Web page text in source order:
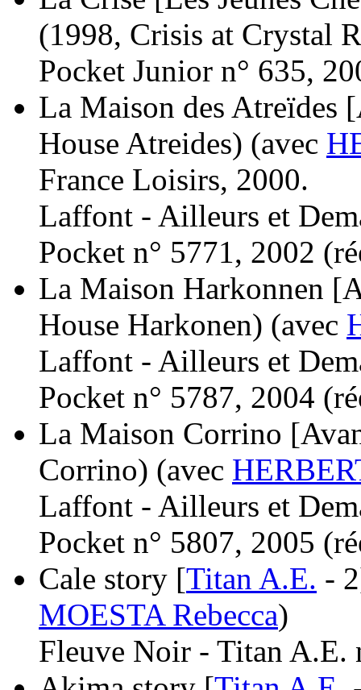
(1998, Crisis at Crystal
Pocket Junior n° 635,
La Maison des Atreïdes
House Atreides) (avec
France Loisirs, 2000.
Laffont - Ailleurs et
Pocket n° 5771, 2002 (
La Maison Harkonnen
House Harkonen) (avec
Laffont - Ailleurs et
Pocket n° 5787, 2004 (
La Maison Corrino
Corrino) (avec
Laffont - Ailleurs et
Pocket n° 5807, 2005 (
Cale story [Titan A.E. -
MOESTA Rebecca)
Fleuve Noir - Titan A.E.